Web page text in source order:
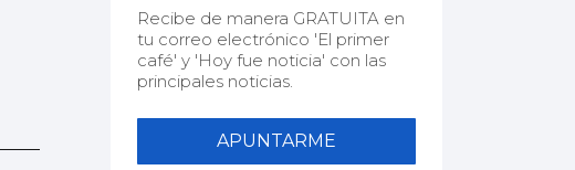
Recibe de manera GRATUITA en
tu correo electrónico 'El primer
café' y 'Hoy fue noticia' con las
principales noticias.
APUNTARME